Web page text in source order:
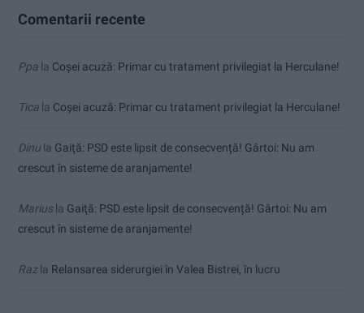
Comentarii recente
Ppa la Coșei acuză: Primar cu tratament privilegiat la Herculane!
Tica la Coșei acuză: Primar cu tratament privilegiat la Herculane!
Dinu la Gaiţă: PSD este lipsit de consecvență! Gârtoi: Nu am
crescut în sisteme de aranjamente!
Mariusla Gaiţă: PSD este lipsit de consecvență! Gârtoi: Nu am
crescut în sisteme de aranjamente!
Razla Relansarea siderurgiei în Valea Bistrei, în lucru